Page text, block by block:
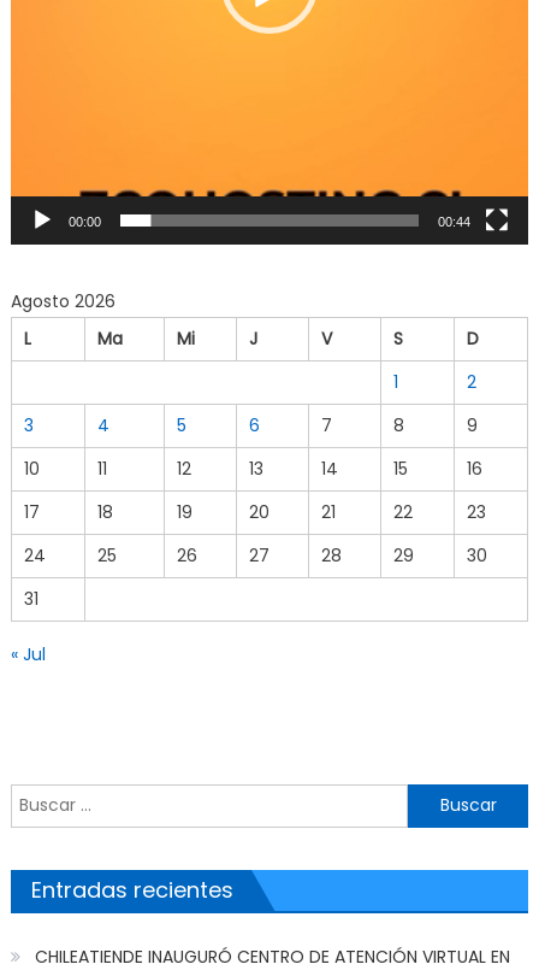
00:00 00:44
Agosto 2026
L
Ma Mi J V S
D
1
2
3
4 5 6 7 8
9
10
11 12 13 14 15
16
17
18 19 20 21 22
23
24
25 26 27 28 29
30
31
« Jul
Buscar por:
Entradas recientes
CHILEATIENDE INAUGURÓ CENTRO DE ATENCIÓN VIRTUAL EN